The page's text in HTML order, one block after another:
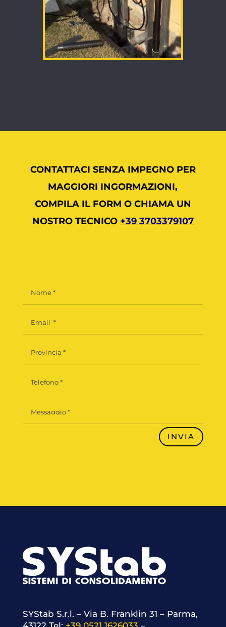
CONTATTACI SENZA IMPEGNO PER
MAGGIORI INGORMAZIONI,
COMPILA IL FORM O CHIAMA UN
NOSTRO TECNICO +39 3703379107
INVIA
SYStab S.r.l. – Via B. Franklin 31 – Parma,